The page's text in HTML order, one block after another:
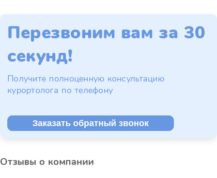
Перезвоним вам за 30
секунд!
Получите полноценную консультацию
курортолога по телефону
Заказать обратный звонок
Отзывы о компании